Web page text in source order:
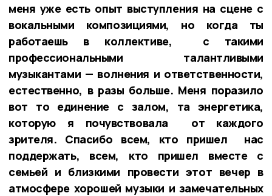
меня уже есть опыт выступления на сцене с
вокальными композициями, но когда ты
работаешь в коллективе, с такими
профессиональными талантливыми
музыкантами — волнения и ответственности,
естественно, в разы больше. Меня поразило
вот то единение с залом, та энергетика,
которую я почувствовала от каждого
зрителя. Спасибо всем, кто пришел нас
поддержать, всем, кто пришел вместе с
семьей и близкими провести этот вечер в
атмосфере хорошей музыки и замечательных